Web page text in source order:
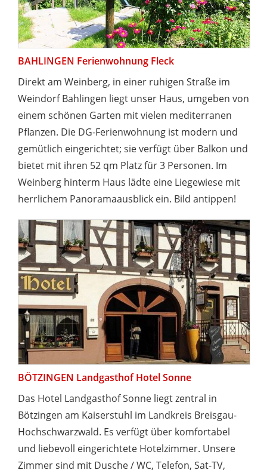
BAHLINGEN Ferienwohnung Fleck
Direkt am Weinberg, in einer ruhigen Straße im
Weindorf Bahlingen liegt unser Haus, umgeben von
einem schönen Garten mit vielen mediterranen
Pflanzen. Die DG-Ferienwohnung ist modern und
gemütlich eingerichtet; sie verfügt über Balkon und
bietet mit ihren 52 qm Platz für 3 Personen. Im
Weinberg hinterm Haus lädte eine Liegewiese mit
herrlichem Panoramaausblick ein. Bild antippen!
BÖTZINGEN Landgasthof Hotel Sonne
Das Hotel Landgasthof Sonne liegt zentral in
Bötzingen am Kaiserstuhl im Landkreis Breisgau-
Hochschwarzwald. Es verfügt über komfortabel
und liebevoll eingerichtete Hotelzimmer. Unsere
Zimmer sind mit Dusche / WC, Telefon, Sat-TV,